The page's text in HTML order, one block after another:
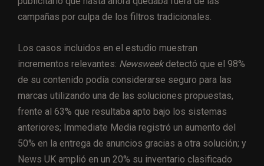
campañas por culpa de los filtros tradicionales.
Los casos incluidos en el estudio muestran
incrementos relevantes: Newsweekdetectó que el 98%
de su contenido podía considerarse seguro para las
marcas utilizando una de las soluciones propuestas,
frente al 63% que resultaba apto bajo los sistemas
anteriores; Immediate Media registró un aumento del
50% en la entrega de anuncios gracias a otra solución; y
News UK amplió en un 20% su inventario clasificado